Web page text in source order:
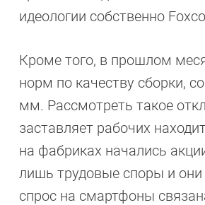
идеологии собственно
Кроме того, в прошлом
норм по качеству сборки,
мм. Рассмотреть такое
заставляет рабочих
на фабриках начались
лишь трудовые споры и
спрос на смартфоны